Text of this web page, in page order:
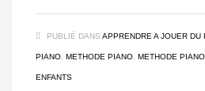
PUBLIÉ DANS APPRENDRE A JOUER DU
PIANO METHODE PIANO METHODE
ENFANTS